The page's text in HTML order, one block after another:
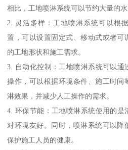
相比，工地喷淋系统可以节约大量的水
2. 灵活多样：工地喷淋系统可以根
置，可以设置固定式、移动式或者可
的工地形状和施工需求。
3. 自动化控制：工地喷淋系统可以
操作，可以根据环境条件、施工时间
淋效果，并减少人工操作的需求。
4. 环保节能：工地喷淋系统使用的是
对环境友好。同时，喷淋系统可以降
保护施工人员的健康。